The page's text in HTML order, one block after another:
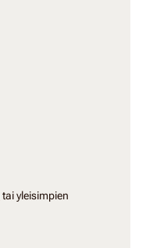
tai yleisimpien